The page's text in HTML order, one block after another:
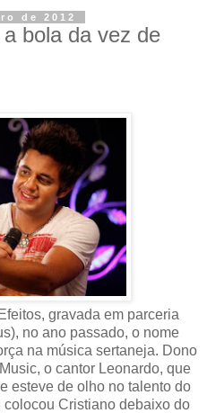
de 2012
bola da vez de
gravada em parceria
no ano passado, o nome
na música sertaneja. Dono
o cantor Leonardo, que
esteve de olho no talento do
Cristiano debaixo do